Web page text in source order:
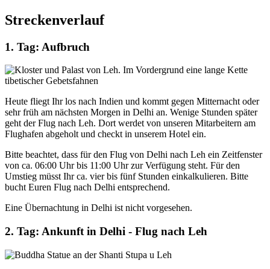
Streckenverlauf
1. Tag: Aufbruch
Heute fliegt Ihr los nach Indien und kommt gegen Mitternacht oder
sehr früh am nächsten Morgen in Delhi an. Wenige Stunden später
geht der Flug nach Leh. Dort werdet von unseren Mitarbeitern am
Flughafen abgeholt und checkt in unserem Hotel ein.
Bitte beachtet, dass für den Flug von Delhi nach Leh ein Zeitfenster
von ca. 06:00 Uhr bis 11:00 Uhr zur Verfügung steht. Für den
Umstieg müsst Ihr ca. vier bis fünf Stunden einkalkulieren. Bitte
bucht Euren Flug nach Delhi entsprechend.
Eine Übernachtung in Delhi ist nicht vorgesehen.
2. Tag: Ankunft in Delhi - Flug nach Leh